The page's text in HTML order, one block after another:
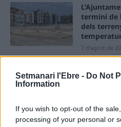
Setmanari l'Ebre - Do Not
Information
If you wish to opt-out of the
processing of your personal or
termini de
dels
7 d'agost de
Amposta
i culmina
6 d'agost de